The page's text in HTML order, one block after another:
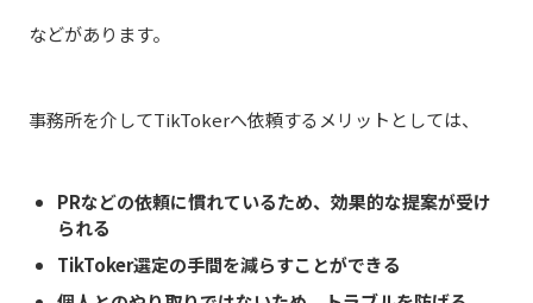
などがあります。
事務所を介してTikTokerへ依頼するメリットとしては、
PRなどの依頼に慣れているため、効果的な提案が受け
られる
TikToker選定の手間を減らすことができる